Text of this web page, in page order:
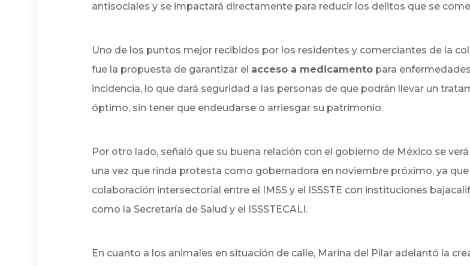
antisociales y se impactará directamente para reducir los delitos que se
Uno de los puntos mejor recibidos por los residentes y comerciantes de la
fue la propuesta de garantizar el acceso a medicamentopara
incidencia, lo que dará seguridad a las personas de que podrán llevar un
óptimo, sin tener que endeudarse o arriesgar su patrimonio.
Por otro lado, señaló que su buena relación con el gobierno de México se
una vez que rinda protesta como gobernadora en noviembre próximo, ya que
colaboración intersectorial entre el IMSS y el ISSSTE con instituciones
como la Secretaría de Salud y el ISSSTECALI.
En cuanto a los animales en situación de calle, Marina del Pilar adelantó la